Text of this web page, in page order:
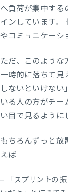
へ負荷が集中する
インしています。
やコミュニケーシ
ただ、このような
一時的に落ちて見
しないといけな
いる人の方がチー
い目で見るように
もちろんずっと放
えば
– 「スプリントの